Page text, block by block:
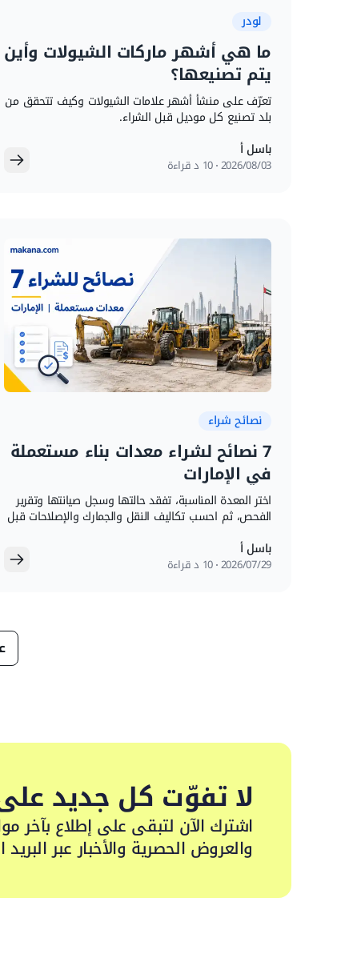
لودر
ما هي أشهر ماركات الشيولات وأين
يتم تصنيعها؟
تعرّف على منشأ أشهر علامات الشيولات وكيف تتحقق من
بلد تصنيع كل موديل قبل الشراء.
باسل أ
03‏/08‏/2026
نصائح شراء
7 نصائح لشراء معدات بناء مستعملة
في الإمارات
اختر المعدة المناسبة، تفقد حالتها وسجل صيانتها وتقرير
الفحص، ثم احسب تكاليف النقل والجمارك والإصلاحات قبل
باسل أ
29‏/07‏/2026
لا تفوّت كل جديد
اشترك الآن لتبقى على إطلاع بآخر
والعروض الحصرية والأخبار عبر البريد